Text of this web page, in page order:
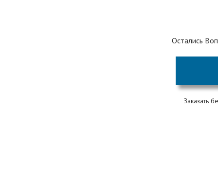
Остались
Заказать